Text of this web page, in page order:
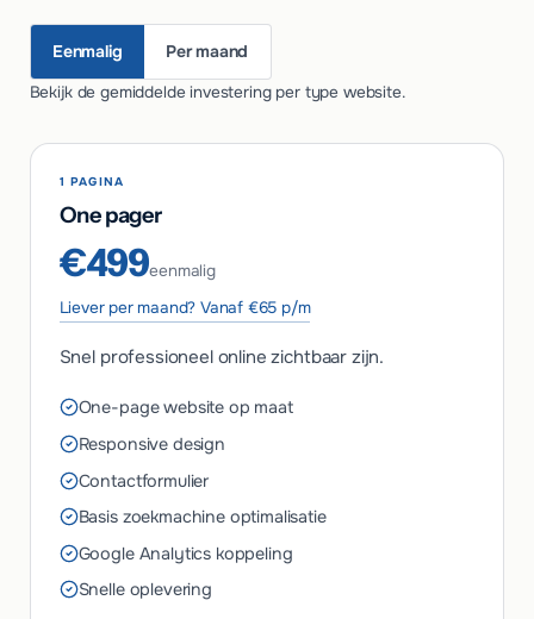
Eenmalig Per maand
Bekijk de gemiddelde investering per type website.
1 PAGINA
One pager
€499eenmalig
Liever per maand? Vanaf €65 p/m
Snel professioneel online zichtbaar zijn.
One-page website op maat
Responsive design
Contactformulier
Basis zoekmachine optimalisatie
Google Analytics koppeling
Snelle oplevering